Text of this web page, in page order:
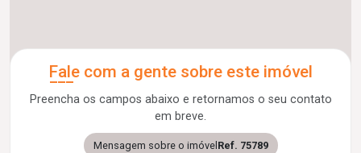
Fale com a gente sobre este imóvel
Preencha os campos abaixo e retornamos o seu contato
em breve.
Mensagem sobre o imóvel Ref. 75789